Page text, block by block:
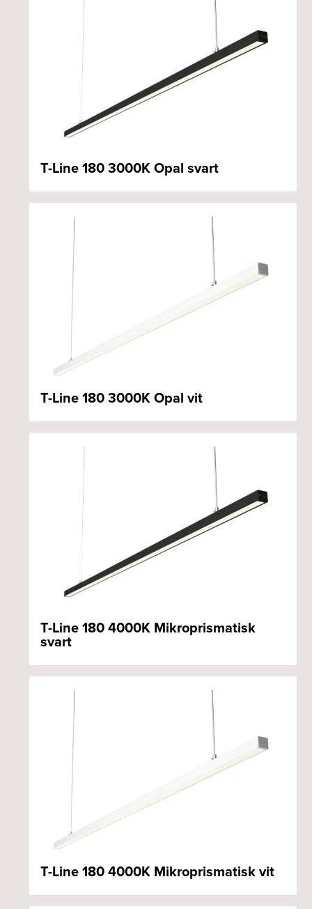
T-Line 180 3000K Opal svart
T-Line 180 3000K Opal vit
T-Line 180 4000K Mikroprismatisk
svart
T-Line 180 4000K Mikroprismatisk vit